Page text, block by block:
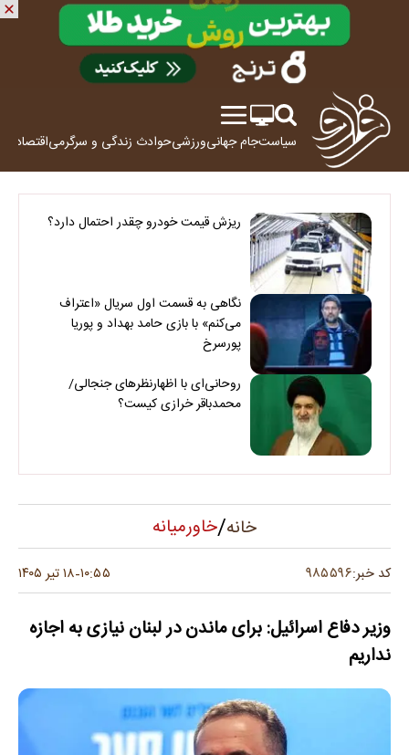
سیاستجام جهانیورزشیحوادث زندگی و سرگرمیاقتصاد
ریزش قیمت خودرو چقدر احتمال دارد؟
نگاهی به قسمت اول سریال «اعتراف
می‌کنم» با بازی حامد بهداد و پوریا
پورسرخ
روحانی‌ای با اظهارنظرهای جنجالی/
محمدباقر خرازی کیست؟
خانه/خاورمیانه
کد خبر:۹۸۵۵۹۶ ۱۰:۵۵-۱۸ تیر ۱۴۰۵
وزیر دفاع اسرائیل: برای ماندن در لبنان نیازی به اجازه
نداریم